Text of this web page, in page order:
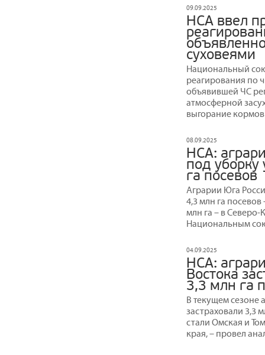
09.09.2025
НСА ввел
суховеями
Национальный
реагирования по
объявившей ЧС
атмосферной
выгорание
08.09.2025
НСА:
под
га посевов
Аграрии Юга
4,3 млн га
млн га – в Северо-
Национальным
04.09.2025
НСА:
Востока
3,3 млн га
В текущем сезоне
застраховали 3,3
стали Омская и
края, – провел